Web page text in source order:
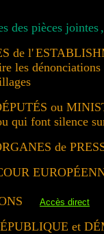
des pièces jointes
de l'
les
ou
font silence
de
Accès direct
et